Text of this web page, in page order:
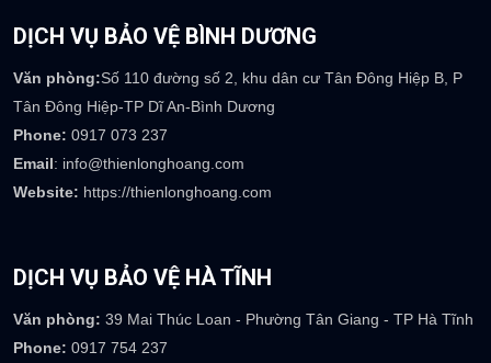
DỊCH VỤ BẢO VỆ BÌNH DƯƠNG
Văn phòng:Số 110 đường số 2, khu dân cư Tân Đông Hiệp B, P
Tân Đông Hiệp-TP Dĩ An-Bình Dương
Phone: 0917 073 237
Email: info@thienlonghoang.com
Website: https://thienlonghoang.com
DỊCH VỤ BẢO VỆ HÀ TĨNH
Văn phòng: 39 Mai Thúc Loan - Phường Tân Giang - TP Hà Tĩnh
Phone: 0917 754 237